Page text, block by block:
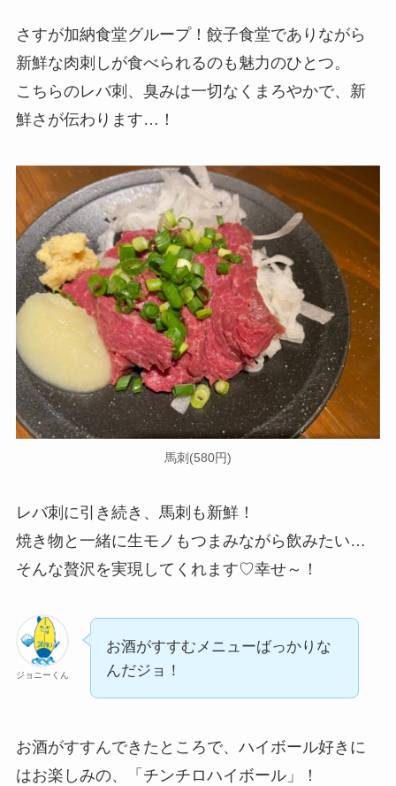
さすが加納食堂グループ！餃子食堂でありながら
新鮮な肉刺しが食べられるのも魅力のひとつ。
こちらのレバ刺、臭みは一切なくまろやかで、新
鮮さが伝わります…！
馬刺(580円)
レバ刺に引き続き、馬刺も新鮮！
焼き物と一緒に生モノもつまみながら飲みたい…
そんな贅沢を実現してくれます♡幸せ～！
ジョニーくん
お酒がすすむメニューばっかりな
んだジョ！
お酒がすすんできたところで、ハイボール好きに
はお楽しみの、「チンチロハイボール」！